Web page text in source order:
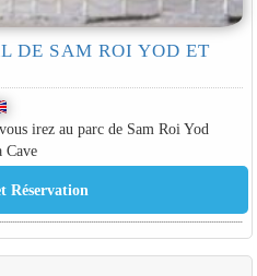
DE SAM ROI YOD ET
irez au parc de Sam Roi Yod
Cave